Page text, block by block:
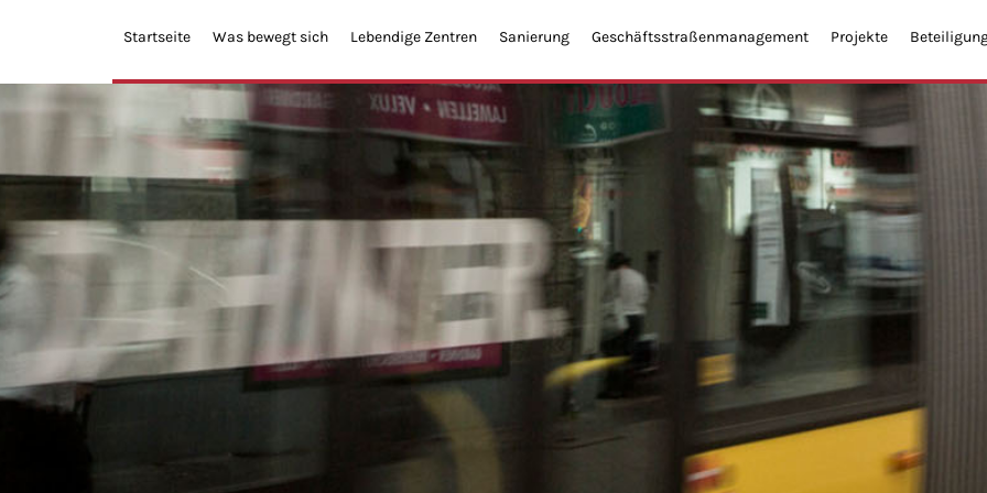
Startseite Was bewegt sich Lebendige Zentren Sanierung Geschäftsstraßenmanagement Projekte